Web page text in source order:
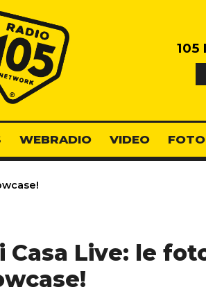
Radio 105
105
WEBRADIO VIDEO FOTO
Casa Live: le